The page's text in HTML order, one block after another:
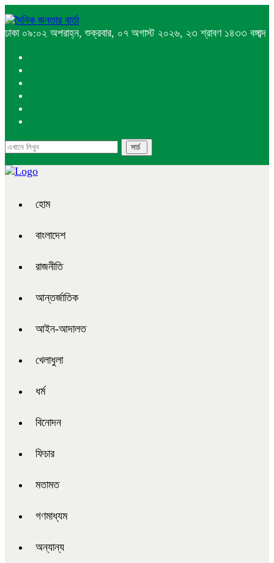
ঢাকা ০৯:০২ অপরাহ্ন, শুক্রবার, ০৭ অগাস্ট ২০২৬, ২৩ শ্রাবণ ১৪৩৩ বঙ্গাব্দ
হোম
বাংলাদেশ
রাজনীতি
আন্তর্জাতিক
আইন-আদালত
খেলাধুলা
ধর্ম
বিনোদন
ফিচার
মতামত
গণমাধ্যম
অন্যান্য